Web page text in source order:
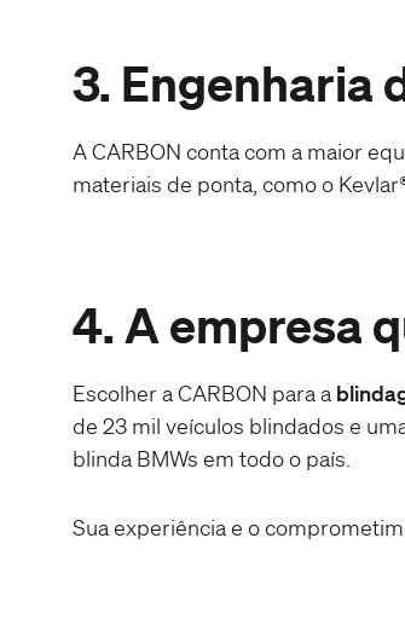
3. Engenharia
A CARBON conta com a maior
materiais de ponta, como o
4. A empresa
Escolher a CARBON para a
de 23 mil veículos blindados e
blinda BMWs em todo o país.
Sua experiência e o